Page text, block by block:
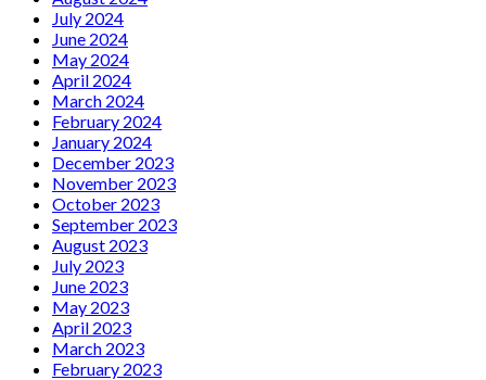
July 2024
June 2024
May 2024
April 2024
March 2024
February 2024
January 2024
December 2023
November 2023
October 2023
September 2023
August 2023
July 2023
June 2023
May 2023
April 2023
March 2023
February 2023